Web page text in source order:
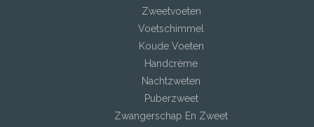
Zweetvoeten
Voetschimmel
Koude Voeten
Handcrème
Nachtzweten
Puberzweet
Zwangerschap En Zweet